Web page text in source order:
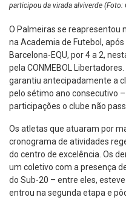
participou da virada alviverde (Foto:
O Palmeiras se reapresentou
na Academia de Futebol,
Barcelona-EQU, por 4 a 2,
pela CONMEBOL
garantiu antecipadamente a
pelo sétimo ano consecutivo
participações o clube não
Os atletas que atuaram por
cronograma de atividades
do centro de excelência. Os
um coletivo com a presença
do Sub-20 – entre eles,
entrou na segunda etapa e